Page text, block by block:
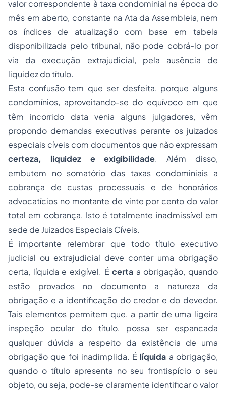
valor correspondente à taxa condominial na época do
mês em aberto, constante na Ata da Assembleia, nem
os índices de atualização com base em tabela
disponibilizada pelo tribunal, não pode cobrá-lo por
via da execução extrajudicial, pela ausência de
liquidez do título.
Esta confusão tem que ser desfeita, porque alguns
condomínios, aproveitando-se do equívoco em que
têm incorrido data venia alguns julgadores, vêm
propondo demandas executivas perante os juizados
especiais cíveis com documentos que não expressam
certeza, liquidez e exigibilidade. Além disso,
embutem no somatório das taxas condominiais a
cobrança de custas processuais e de honorários
advocatícios no montante de vinte por cento do valor
total em cobrança. Isto é totalmente inadmissível em
sede de Juizados Especiais Cíveis.
É importante relembrar que todo título executivo
judicial ou extrajudicial deve conter uma obrigação
certa, líquida e exigível. Écerta a obrigação, quando
estão provados no documento a natureza da
obrigação e a identificação do credor e do devedor.
Tais elementos permitem que, a partir de uma ligeira
inspeção ocular do título, possa ser espancada
qualquer dúvida a respeito da existência de uma
obrigação que foi inadimplida. É líquida a obrigação,
quando o título apresenta no seu frontispício o seu
objeto, ou seja, pode-se claramente identificar o valor